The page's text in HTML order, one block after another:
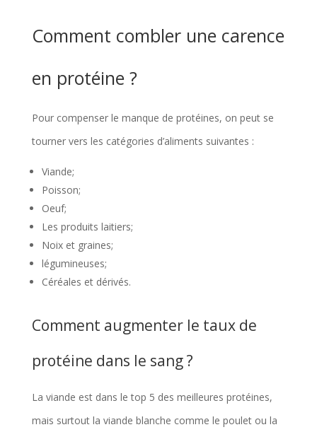
Comment combler une carence
en protéine ?
Pour compenser le manque de protéines, on peut se
tourner vers les catégories d’aliments suivantes :
Viande;
Poisson;
Oeuf;
Les produits laitiers;
Noix et graines;
légumineuses;
Céréales et dérivés.
Comment augmenter le taux de
protéine dans le sang ?
La viande est dans le top 5 des meilleures protéines,
mais surtout la viande blanche comme le poulet ou la